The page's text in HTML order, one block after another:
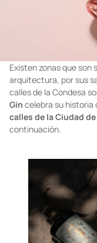
Existen zonas que son
arquitectura, por sus
calles de la Condesa
Gin celebra su historia
calles de la Ciudad
continuación.